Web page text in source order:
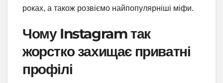
роках, а також розвіємо найпопулярніші міфи.
Чому Instagram так
жорстко захищає приватні
профілі